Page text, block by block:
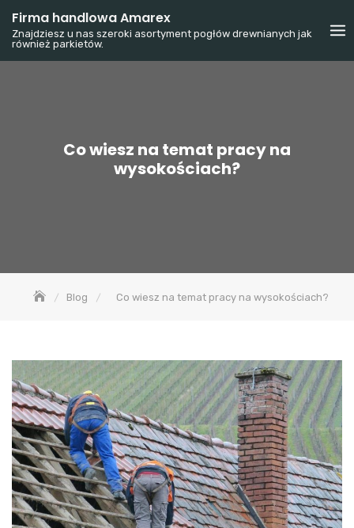
Skip
content
Firma handlowa Amarex
Znajdziesz u nas szeroki asortyment pogłów drewnianych jak
również parkietów.
Co wiesz na temat pracy na
wysokościach?
Blog Co wiesz na temat pracy na wysokościach?